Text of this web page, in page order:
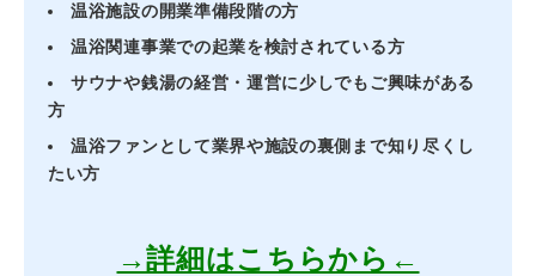
温浴施設の開業準備段階の方
温浴関連事業での起業を検討されている方
サウナや銭湯の経営・運営に少しでもご興味がある
方
温浴ファンとして業界や施設の裏側まで知り尽くし
たい方
→詳細はこちらから←